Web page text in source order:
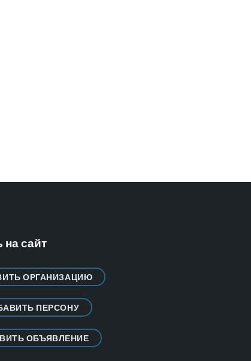
на сайт
ОРГАНИЗАЦИЮ
ПЕРСОНУ
ОБЪЯВЛЕНИЕ